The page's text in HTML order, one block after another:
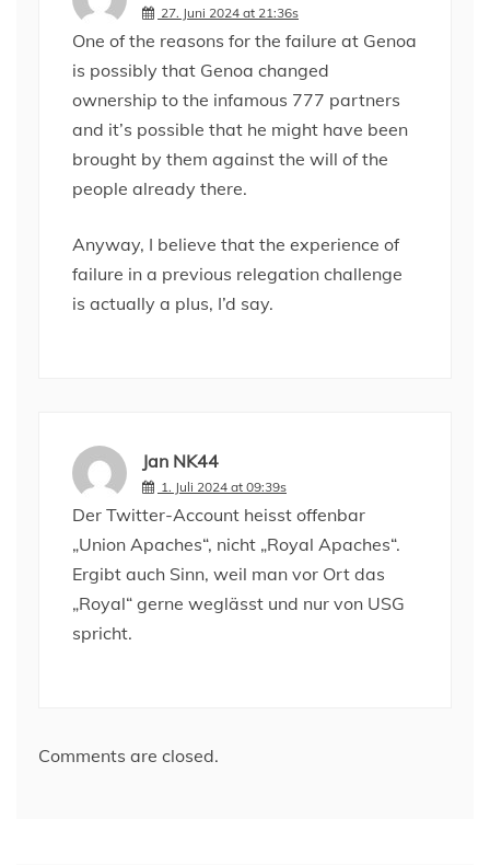
27. Juni 2024 at 21:36s
One of the reasons for the failure at Genoa
is possibly that Genoa changed
ownership to the infamous 777 partners
and it’s possible that he might have been
brought by them against the will of the
people already there.
Anyway, I believe that the experience of
failure in a previous relegation challenge
is actually a plus, I’d say.
Jan NK44
1. Juli 2024 at 09:39s
Der Twitter-Account heisst offenbar
„Union Apaches“, nicht „Royal Apaches“.
Ergibt auch Sinn, weil man vor Ort das
„Royal“ gerne weglässt und nur von USG
spricht.
Comments are closed.